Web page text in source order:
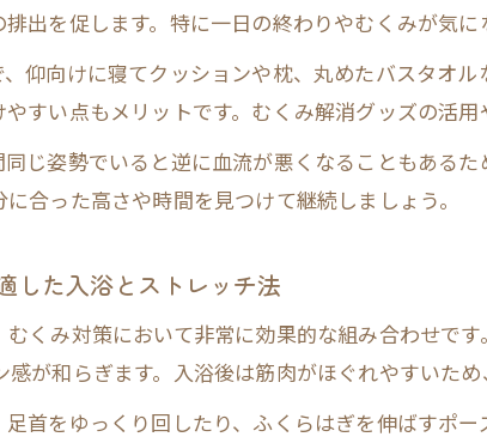
出を促します。特に一日の終わりやむくみが気
仰向けに寝てクッションや枕、丸めたバスタオ
すい点もメリットです。むくみ解消グッズの活
じ姿勢でいると逆に血流が悪くなることもある
合った高さや時間を見つけて継続しましょう。
した入浴とストレッチ法
くみ対策において非常に効果的な組み合わせで
が和らぎます。入浴後は筋肉がほぐれやすいため
首をゆっくり回したり、ふくらはぎを伸ばすポ